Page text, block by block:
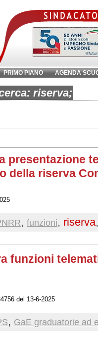
PRIMO PIANO AGENDA
chiave: riserva;
presentazione
della riserva
, funzioni, riserva
funzioni
del 13-6-2025
, GaE graduatorie ad